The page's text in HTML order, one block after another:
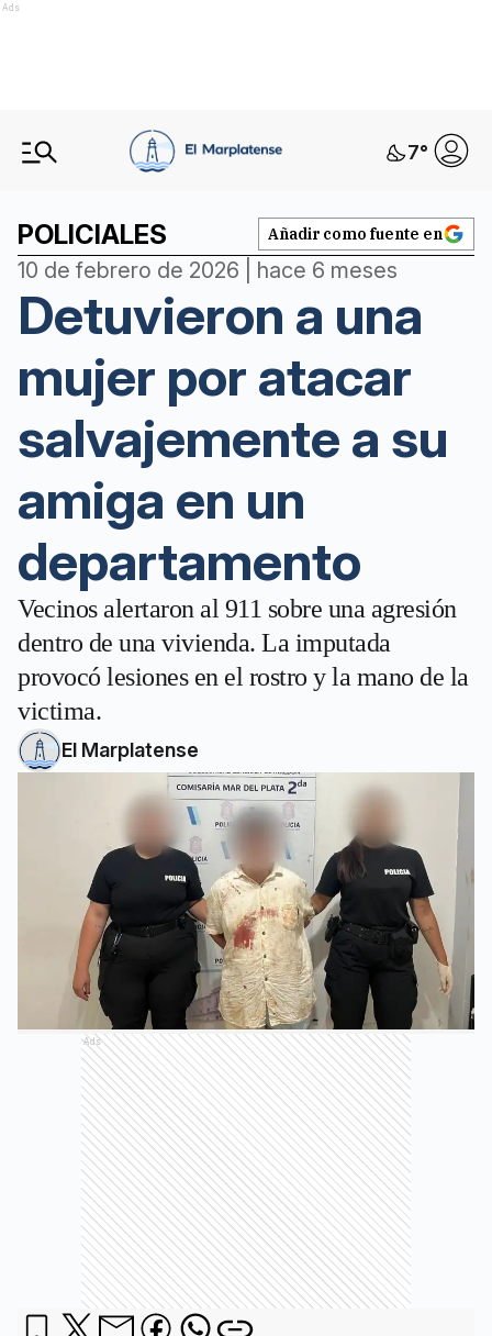
Ads
7°
POLICIALES Añadir como fuente en
10 de febrero de 2026 | hace 6 meses
Detuvieron a una
mujer por atacar
salvajemente a su
amiga en un
departamento
Vecinos alertaron al 911 sobre una agresión
dentro de una vivienda. La imputada
provocó lesiones en el rostro y la mano de la
victima.
El Marplatense
Ads